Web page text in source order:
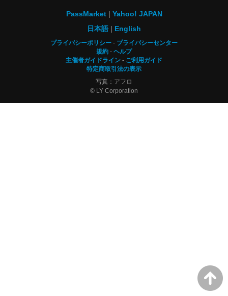
PassMarket
Yahoo! JAPAN
日本語
English
プライバシーポリシー
プライバシーセンター
規約
ヘルプ
主催者ガイドライン
ご利用ガイド
特定商取引法の表示
写真：アフロ
© LY Corporation